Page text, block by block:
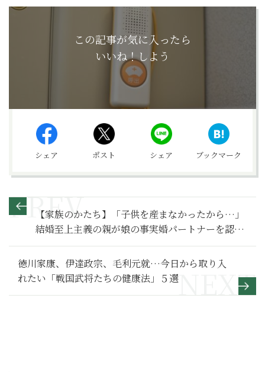
この記事が気に入ったら
いいね！しよう
シェア ポスト シェア ブックマーク
【家族のかたち】「子供を産まなかったから…」
結婚至上主義の親が娘の事実婚パートナーを認め
るに至った理由とは～その１～
徳川家康、伊達政宗、毛利元就…今日から取り入
れたい「戦国武将たちの健康法」５選